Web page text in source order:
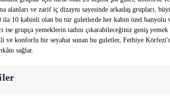
alanları ve zarif iç dizaynı sayesinde arkadaş grupları,
10 kabinli olan bu tür guletlerde her kabin özel banyolu
ise grupça yemeklerin tadını çıkarabileceğiniz geniş
ve konforlu bir seyahat sunan bu guletler, Fethiye
sağlar.